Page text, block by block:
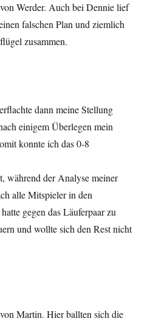
Werder. Auch bei Dennie lief
falschen Plan und ziemlich
zusammen.
dann meine Stellung
einigem Überlegen mein
konnte ich das 0-8
während der Analyse meiner
alle Mitspieler in den
gegen das Läuferpaar zu
und wollte sich den Rest nicht
Martin. Hier ballten sich die